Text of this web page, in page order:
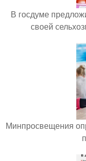
В госдуме
своей
Минпросвещения